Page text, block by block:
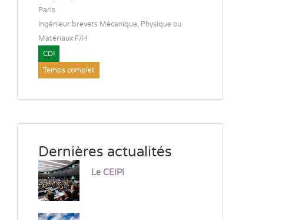
Paris
Ingénieur brevets Mécanique, Physique ou
Matériaux F/H
CDI
Temps complet
Dernières actualités
Le CEIPI